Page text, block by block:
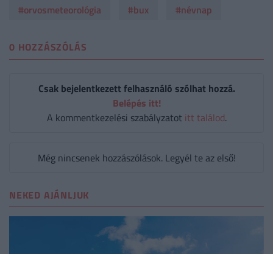
#orvosmeteorológia
#bux #névnap
0 HOZZÁSZÓLÁS
Csak bejelentkezett felhasználó szólhat hozzá.
Belépés itt!
A kommentkezelési szabályzatot itt találod.
Még nincsenek hozzászólások. Legyél te az első!
NEKED AJÁNLJUK